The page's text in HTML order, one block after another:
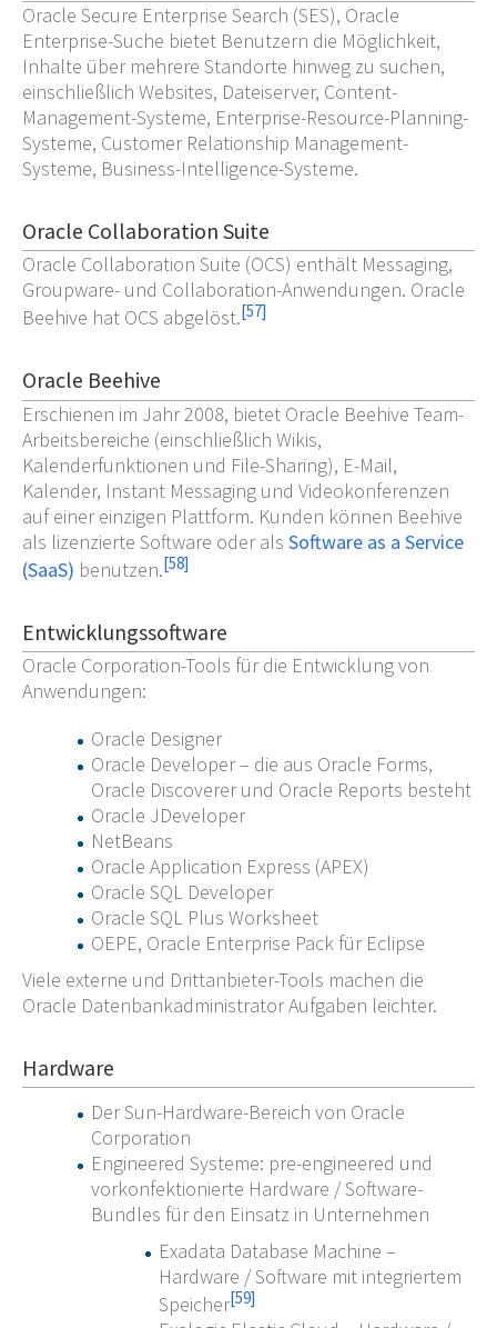
Oracle Secure Enterprise Search (SES), Oracle
Enterprise-Suche bietet Benutzern die Möglichkeit,
Inhalte über mehrere Standorte hinweg zu suchen,
einschließlich Websites, Dateiserver, Content-
Management-Systeme, Enterprise-Resource-Planning-
Systeme, Customer Relationship Management-
Systeme, Business-Intelligence-Systeme.
Oracle Collaboration Suite
Oracle Collaboration Suite (OCS) enthält Messaging,
Groupware- und Collaboration-Anwendungen. Oracle
Beehive hat OCS abgelöst.[57]
Oracle Beehive
Erschienen im Jahr 2008, bietet Oracle Beehive Team-
Arbeitsbereiche (einschließlich Wikis,
Kalenderfunktionen und File-Sharing), E-Mail,
Kalender, Instant Messaging und Videokonferenzen
auf einer einzigen Plattform. Kunden können Beehive
als lizenzierte Software oder als Software as a Service
(SaaS) benutzen.[58]
Entwicklungssoftware
Oracle Corporation-Tools für die Entwicklung von
Anwendungen:
Oracle Designer
Oracle Developer – die aus Oracle Forms,
Oracle Discoverer und Oracle Reports besteht
Oracle JDeveloper
NetBeans
Oracle Application Express (APEX)
Oracle SQL Developer
Oracle SQL Plus Worksheet
OEPE, Oracle Enterprise Pack für Eclipse
Viele externe und Drittanbieter-Tools machen die
Oracle Datenbankadministrator Aufgaben leichter.
Hardware
Der Sun-Hardware-Bereich von Oracle
Corporation
Engineered Systeme: pre-engineered und
vorkonfektionierte Hardware / Software-
Bundles für den Einsatz in Unternehmen
Exadata Database Machine –
Hardware / Software mit integriertem
Speicher[59]